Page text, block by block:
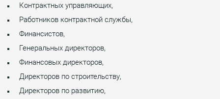
Контрактных управляющих,
Работников контрактной службы,
Финансистов,
Генеральных директоров,
Финансовых директоров,
Директоров по строительству,
Директоров по развитию,